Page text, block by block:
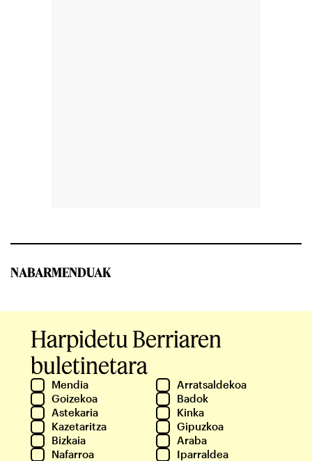
NABARMENDUAK
Harpidetu Berriaren
buletinetara
Mendia
Arratsaldekoa
Goizekoa
Badok
Astekaria
Kinka
Kazetaritza
Gipuzkoa
Bizkaia
Araba
Nafarroa
Iparraldea